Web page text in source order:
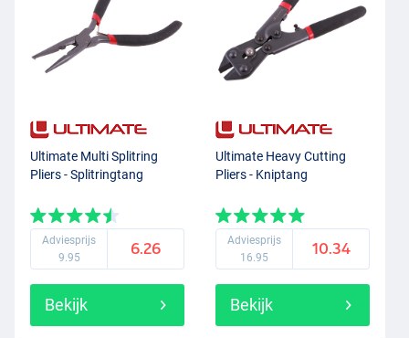
handvatten van de tang moeten goed in de hand liggen en voorzien
zijn van een anti-slip laag, zodat je veel grip hebt. Natuurlijk is het
fijn als de tang niet gaat roesten, want tijdens het
materiaal nu eenmaal veel met water in aanraking.
Ultimate Multi Splitring
Pliers - Splitringtang
Adviesprijs
9.95
6.26
Bekijk
Ultimate Heavy Cutting
Pliers - Kniptang
Adviesprijs
16.95
10.34
Bekijk